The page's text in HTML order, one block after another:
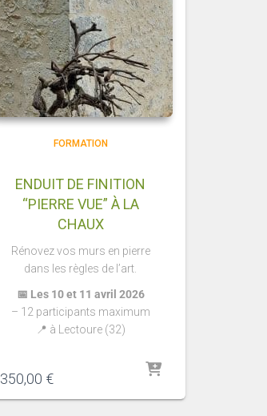
FORMATION
ENDUIT DE FINITION
“PIERRE VUE” À LA
CHAUX
Rénovez vos murs en pierre
dans les règles de l’art.
📅 Les 10 et 11 avril 2026
– 12 participants maximum
📍 à Lectoure (32)
350,00 €